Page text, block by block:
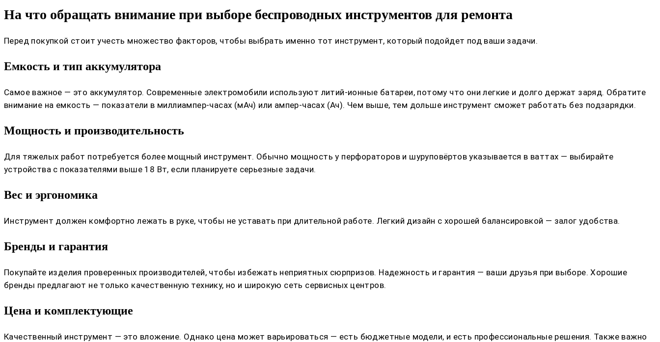
На что обращать внимание при выборе беспроводных инструментов для ремонта
Перед покупкой стоит учесть множество факторов, чтобы выбрать именно тот инструмент, который подойдет под ваши задачи.
Емкость и тип аккумулятора
Самое важное — это аккумулятор. Современные электромобили используют литий-ионные батареи, потому что они легкие и долго держат заряд. Обратите
внимание на емкость — показатели в миллиампер-часах (мАч) или ампер-часах (Ач). Чем выше, тем дольше инструмент сможет работать без подзарядки.
Мощность и производительность
Для тяжелых работ потребуется более мощный инструмент. Обычно мощность у перфораторов и шуруповёртов указывается в ваттах — выбирайте
устройства с показателями выше 18 Вт, если планируете серьезные задачи.
Вес и эргономика
Инструмент должен комфортно лежать в руке, чтобы не уставать при длительной работе. Легкий дизайн с хорошей балансировкой — залог удобства.
Бренды и гарантия
Покупайте изделия проверенных производителей, чтобы избежать неприятных сюрпризов. Надежность и гарантия — ваши друзья при выборе. Хорошие
бренды предлагают не только качественную технику, но и широкую сеть сервисных центров.
Цена и комплектующие
Качественный инструмент — это вложение. Однако цена может варьироваться — есть бюджетные модели, и есть профессиональные решения. Также важно